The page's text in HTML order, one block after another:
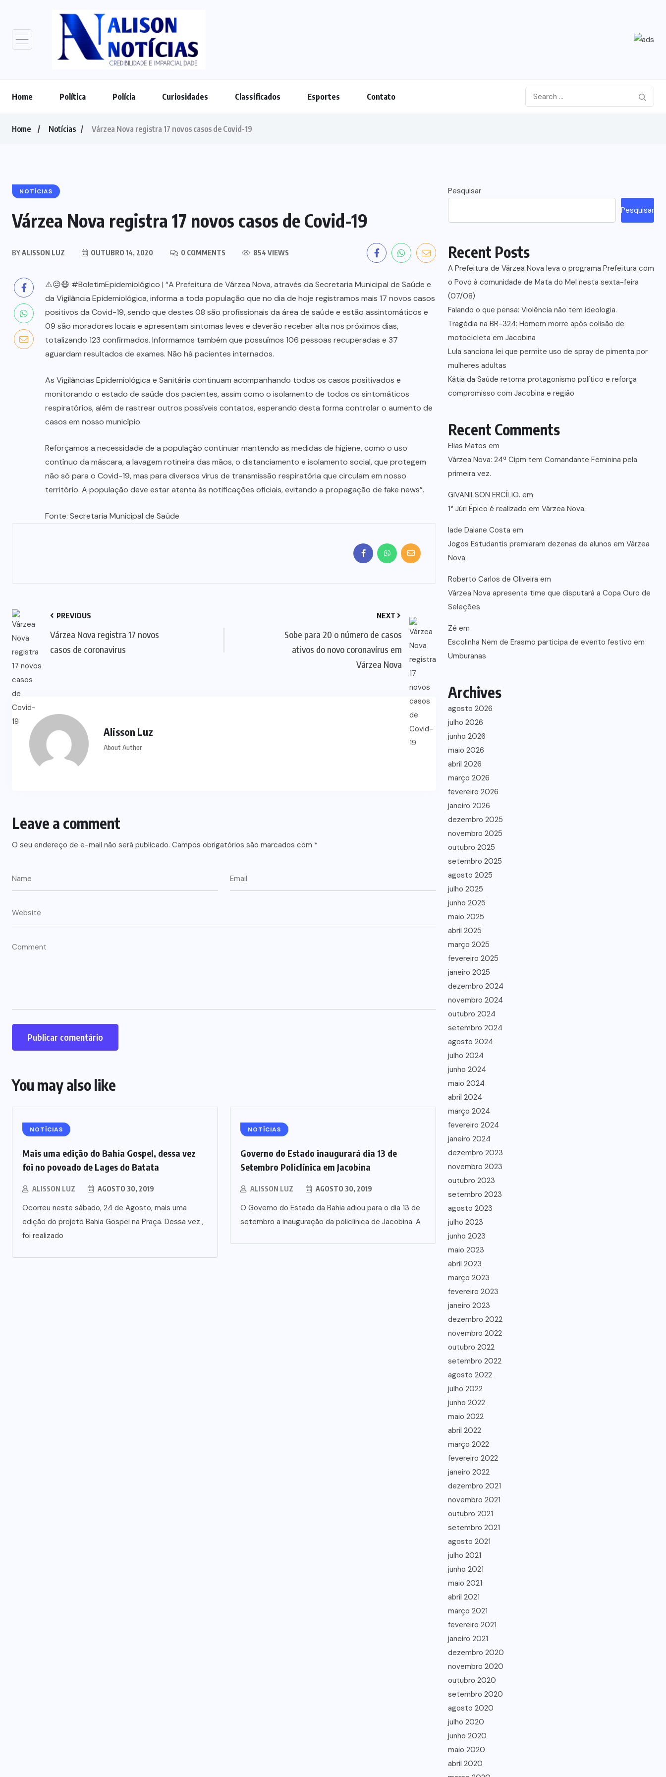
Home Política Polícia Curiosidades Classificados Esportes Contato
Home Notícias Várzea Nova registra 17 novos casos de Covid-19
NOTÍCIAS
Várzea Nova registra 17 novos casos de Covid-19
BYALISSON LUZ OUTUBRO 14, 2020 0 COMMENTS 854 VIEWS
⚠️😔😷 #BoletimEpidemiológico | “A Prefeitura de Várzea Nova, através da Secretaria Municipal de Saúde e
da Vigilância Epidemiológica, informa a toda população que no dia de hoje registramos mais 17 novos casos
positivos da Covid-19, sendo que destes 08 são profissionais da área de saúde e estão assintomáticos e
09 são moradores locais e apresentam sintomas leves e deverão receber alta nos próximos dias,
totalizando 123 confirmados. Informamos também que possuímos 106 pessoas recuperadas e 37
aguardam resultados de exames. Não há pacientes internados.
As Vigilâncias Epidemiológica e Sanitária continuam acompanhando todos os casos positivados e
monitorando o estado de saúde dos pacientes, assim como o isolamento de todos os sintomáticos
respiratórios, além de rastrear outros possíveis contatos, esperando desta forma controlar o aumento de
casos em nosso município.
Reforçamos a necessidade de a população continuar mantendo as medidas de higiene, como o uso
contínuo da máscara, a lavagem rotineira das mãos, o distanciamento e isolamento social, que protegem
não só para o Covid-19, mas para diversos vírus de transmissão respiratória que circulam em nosso
território. A população deve estar atenta às notificações oficiais, evitando a propagação de fake news”.
Fonte: Secretaria Municipal de Saúde
PREVIOUS
Várzea Nova registra 17 novos
casos de coronavirus
NEXT
Sobe para 20 o número de casos
ativos do novo coronavírus em
Várzea Nova
Alisson Luz
About Author
Leave a comment
O seu endereço de e-mail não será publicado. Campos obrigatórios são marcados com *
You may also like
NOTÍCIAS
Mais uma edição do Bahia Gospel, dessa vez
foi no povoado de Lages do Batata
ALISSON LUZ AGOSTO 30, 2019
Ocorreu neste sábado, 24 de Agosto, mais uma
edição do projeto Bahia Gospel na Praça. Dessa vez ,
foi realizado
NOTÍCIAS
Governo do Estado inaugurará dia 13 de
Setembro Policlínica em Jacobina
ALISSON LUZ AGOSTO 30, 2019
O Governo do Estado da Bahia adiou para o dia 13 de
setembro a inauguração da policlínica de Jacobina. A
Pesquisar
Pesquisar
Recent Posts
A Prefeitura de Várzea Nova leva o programa Prefeitura com
o Povo à comunidade de Mata do Mel nesta sexta-feira
(07/08)
Falando o que pensa: Violência não tem ideologia.
Tragédia na BR-324: Homem morre após colisão de
motocicleta em Jacobina
Lula sanciona lei que permite uso de spray de pimenta por
mulheres adultas
Kátia da Saúde retoma protagonismo político e reforça
compromisso com Jacobina e região
Recent Comments
Elias Matos em
Várzea Nova: 24ª Cipm tem Comandante Feminina pela
primeira vez.
GIVANILSON ERCÍLIO. em
1° Júri Épico é realizado em Várzea Nova.
lade Daiane Costa em
Jogos Estudantis premiaram dezenas de alunos em Várzea
Nova
Roberto Carlos de Oliveira em
Várzea Nova apresenta time que disputará a Copa Ouro de
Seleções
Zé em
Escolinha Nem de Erasmo participa de evento festivo em
Umburanas
Archives
agosto 2026
julho 2026
junho 2026
maio 2026
abril 2026
março 2026
fevereiro 2026
janeiro 2026
dezembro 2025
novembro 2025
outubro 2025
setembro 2025
agosto 2025
julho 2025
junho 2025
maio 2025
abril 2025
março 2025
fevereiro 2025
janeiro 2025
dezembro 2024
novembro 2024
outubro 2024
setembro 2024
agosto 2024
julho 2024
junho 2024
maio 2024
abril 2024
março 2024
fevereiro 2024
janeiro 2024
dezembro 2023
novembro 2023
outubro 2023
setembro 2023
agosto 2023
julho 2023
junho 2023
maio 2023
abril 2023
março 2023
fevereiro 2023
janeiro 2023
dezembro 2022
novembro 2022
outubro 2022
setembro 2022
agosto 2022
julho 2022
junho 2022
maio 2022
abril 2022
março 2022
fevereiro 2022
janeiro 2022
dezembro 2021
novembro 2021
outubro 2021
setembro 2021
agosto 2021
julho 2021
junho 2021
maio 2021
abril 2021
março 2021
fevereiro 2021
janeiro 2021
dezembro 2020
novembro 2020
outubro 2020
setembro 2020
agosto 2020
julho 2020
junho 2020
maio 2020
abril 2020